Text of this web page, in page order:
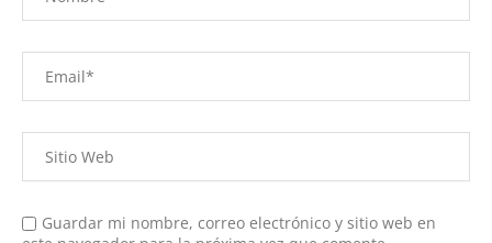
Guardar mi nombre, correo electrónico y sitio web en